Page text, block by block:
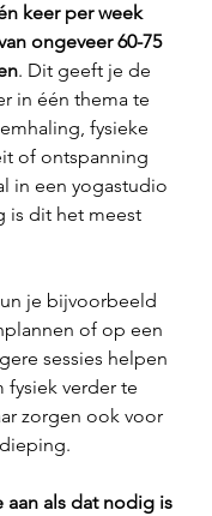
keer per week
ongeveer 60-75
. Dit geeft je de
in één thema te
fysieke
of ontspanning
in een yogastudio
is dit het meest
je bijvoorbeeld
of op een
sessies helpen
fysiek verder te
zorgen ook voor
aan als dat nodig is